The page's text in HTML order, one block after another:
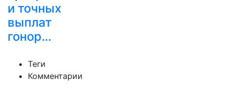
и точных
выплат
гонор…
Теги
Комментарии